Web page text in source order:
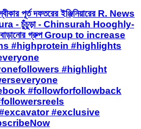
পূর্ত দফতরের ইঞ্জিনিয়ারের R. News
- চুঁচুড়া - Chinsurah Hooghly-
গ্রুপ Group to increase
#highprotein #highlights
#highlight
#followforfollowback
#exclusive